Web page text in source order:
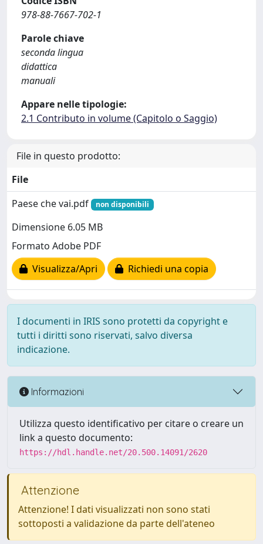
978-88-7667-702-1
Parole chiave
seconda lingua
didattica
manuali
Appare nelle tipologie:
2.1 Contributo in volume (Capitolo o Saggio)
File in questo prodotto:
File
Paese che vai.pdf
non disponibili
Dimensione 6.05 MB
Formato Adobe PDF
Visualizza/Apri
Richiedi una copia
I documenti in IRIS sono protetti da copyright e
tutti i diritti sono riservati, salvo diversa
indicazione.
Informazioni
Utilizza questo identificativo per citare o creare un
link a questo documento:
https://hdl.handle.net/20.500.14091/2620
Attenzione
Attenzione! I dati visualizzati non sono stati
sottoposti a validazione da parte dell'ateneo